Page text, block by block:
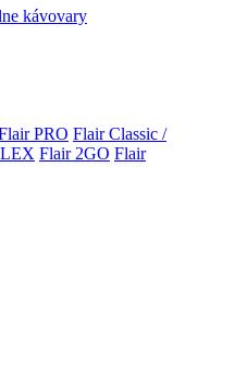
kávovary
PRO Flair Classic /
Flair 2GO Flair